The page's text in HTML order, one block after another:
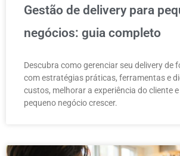
Gestão de delivery para
negócios: guia completo
Descubra como gerenciar seu delivery de
com estratégias práticas, ferramentas e
custos, melhorar a experiência do cliente
pequeno negócio crescer.